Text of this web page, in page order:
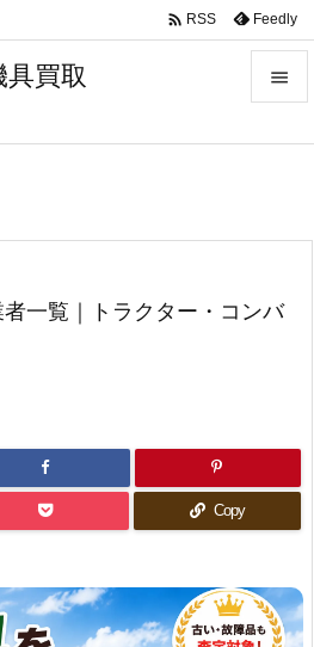
買取 


 RSS Feedly
一覧｜トラクター・コンバ
Copy